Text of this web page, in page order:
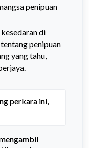
penipuan
di
penipuan
yang tahu,
perkara ini,